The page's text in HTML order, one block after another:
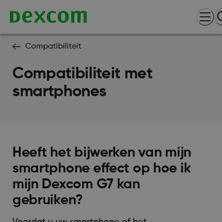
Compatibiliteit
Compatibiliteit met
smartphones
Heeft het bijwerken van mijn
smartphone effect op hoe ik
mijn Dexcom G7 kan
gebruiken?